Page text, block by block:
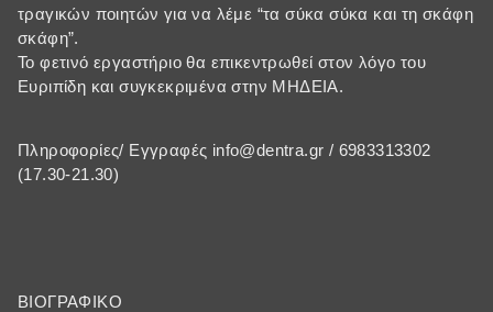
τραγικών ποιητών για να λέμε “τα σύκα σύκα και τη σκάφη
σκάφη”.
Το φετινό εργαστήριο θα επικεντρωθεί στον λόγο του
Ευριπίδη και συγκεκριμένα στην ΜΗΔΕΙΑ.
Πληροφορίες/ Εγγραφές info@dentra.gr / 6983313302
(17.30-21.30)
ΒΙΟΓΡΑΦΙΚΟ